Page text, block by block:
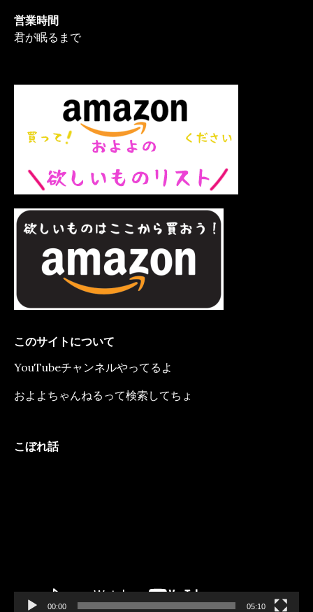
営業時間
君が眠るまで
このサイトについて
YouTubeチャンネルやってるよ
およよちゃんねるって検索してちょ
こぼれ話
00:00 05:10